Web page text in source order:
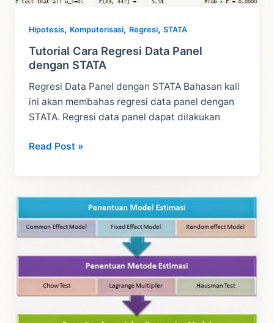
Hipotesis, Komputerisasi, Regresi,STATA
Tutorial Cara Regresi Data Panel
dengan STATA
Regresi Data Panel dengan STATA Bahasan kali
ini akan membahas regresi data panel dengan
STATA. Regresi data panel dapat dilakukan
Tutorial
dengan
STATA
Read Post »